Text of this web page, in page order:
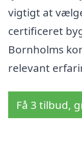
vigtigt at
certificeret
Bornholms
relevant
Få 3 tilbud,